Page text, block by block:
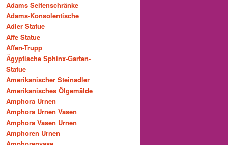
Adams Seitenschränke
Adams-Konsolentische
Adler Statue
Affe Statue
Affen-Trupp
Ägyptische Sphinx-Garten-
Statue
Amerikanischer Steinadler
Amerikanisches Ölgemälde
Amphora Urnen
Amphora Urnen Vasen
Amphora Vasen Urnen
Amphoren Urnen